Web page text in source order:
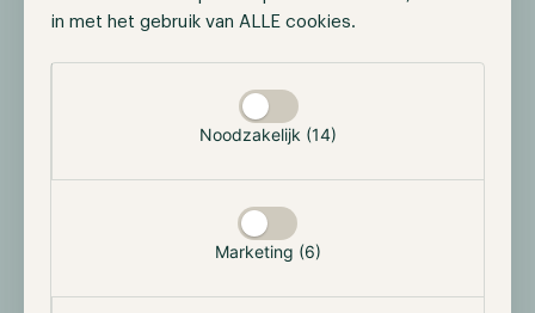
in met het gebruik van ALLE cookies.
Noodzakelijk (14)
Marketing (6)
Volgens de tokenomics zouden alle tokens na 36
maanden (3 jaar) volledig in omloop moeten zijn. In de
onderstaande grafiek kun je zien hoe dit proces